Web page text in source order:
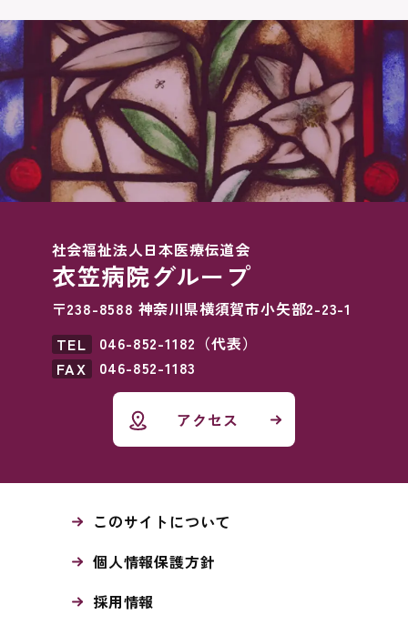
社会福祉法人日本医療伝道会
衣笠病院グループ
〒238-8588 神奈川県横須賀市小矢部2-23-1
046-852-1182（代表）
046-852-1183
アクセス
このサイトについて
個人情報保護方針
採用情報